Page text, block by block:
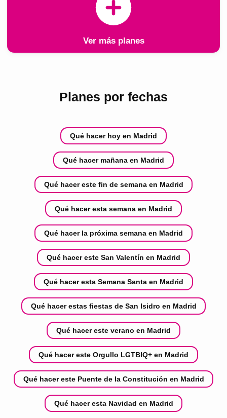
Ver más planes
Planes por fechas
Qué hacer hoy en Madrid
Qué hacer mañana en Madrid
Qué hacer este fin de semana en Madrid
Qué hacer esta semana en Madrid
Qué hacer la próxima semana en Madrid
Qué hacer este San Valentín en Madrid
Qué hacer esta Semana Santa en Madrid
Qué hacer estas fiestas de San Isidro en Madrid
Qué hacer este verano en Madrid
Qué hacer este Orgullo LGTBIQ+ en Madrid
Qué hacer este Puente de la Constitución en Madrid
Qué hacer esta Navidad en Madrid